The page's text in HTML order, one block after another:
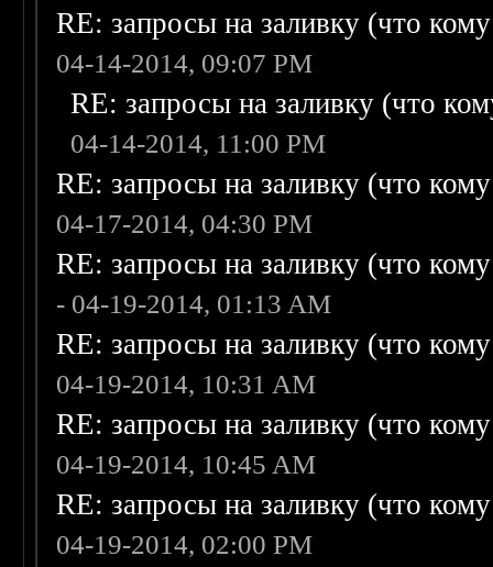
RE: запросы на заливку (что
04-14-2014, 09:07 PM
RE: запросы на заливку (что
04-14-2014, 11:00 PM
RE: запросы на заливку (что
04-17-2014, 04:30 PM
RE: запросы на заливку (что
- 04-19-2014, 01:13 AM
RE: запросы на заливку (что
04-19-2014, 10:31 AM
RE: запросы на заливку (что
04-19-2014, 10:45 AM
RE: запросы на заливку (что
04-19-2014, 02:00 PM